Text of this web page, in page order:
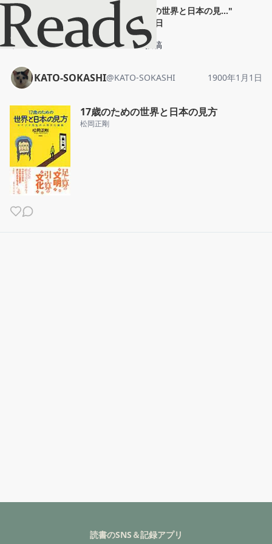
17歳のための世界と日本の見..."
1900年1月1日
ホーム
KATO-SOKASHI 投稿
KATO-SOKASHI@KATO-SOKASHI 1900年1月1日
17歳のための世界と日本の見方
松岡正剛
読書のSNS＆記録アプリ